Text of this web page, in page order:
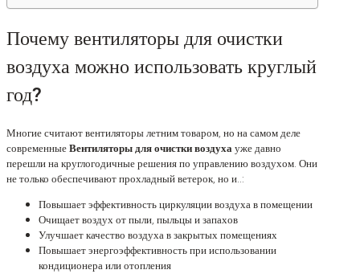
Почему вентиляторы для очистки
воздуха можно использовать круглый
год?
Многие считают вентиляторы летним товаром, но на самом деле
современныеВентиляторы для очистки воздухауже давно
перешли на круглогодичные решения по управлению воздухом. Они
не только обеспечивают прохладный ветерок, но и..:
Повышает эффективность циркуляции воздуха в помещении
Очищает воздух от пыли, пыльцы и запахов
Улучшает качество воздуха в закрытых помещениях
Повышает энергоэффективность при использовании
кондиционера или отопления